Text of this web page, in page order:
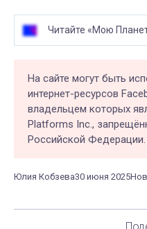
Читайте «Мою
На сайте могут быть
интернет-ресурсов
владельцем которых
Platforms Inc.,
Российской Федерации.
Юлия Кобзева30 июня 2025